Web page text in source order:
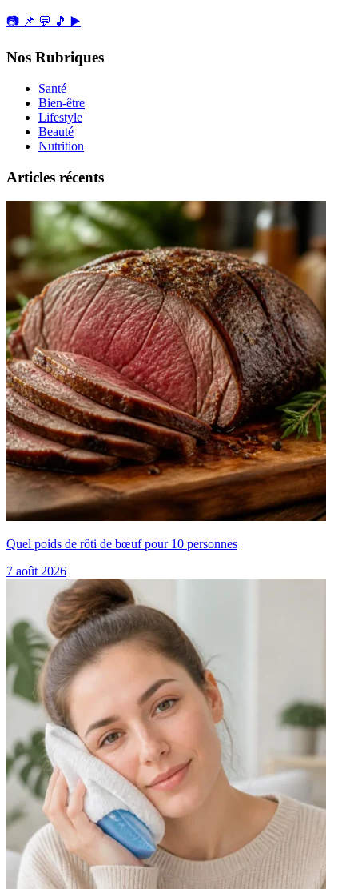
📷 📌 💬 🎵 ▶️
Nos Rubriques
Santé
Bien-être
Lifestyle
Beauté
Nutrition
Articles récents
Quel poids de rôti de bœuf pour 10 personnes
7 août 2026